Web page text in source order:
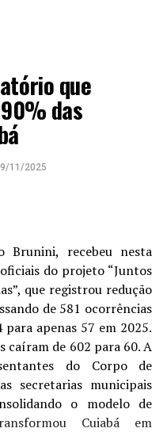
que
das
11/2025
Brunini, recebeu nesta
do projeto “Juntos
que registrou redução
de 581 ocorrências
apenas 57 em 2025.
caíram de 602 para 60. A
do Corpo de
secretarias municipais
o modelo de
Cuiabá em